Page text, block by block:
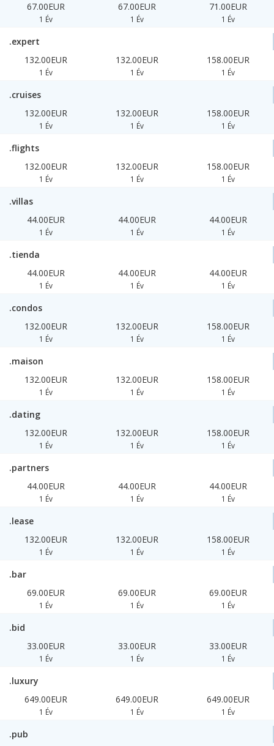
67.00EUR
1 Év
67.00EUR
1 Év
71.00EUR
1 Év
.expert
132.00EUR
1 Év
132.00EUR
1 Év
158.00EUR
1 Év
.cruises
132.00EUR
1 Év
132.00EUR
1 Év
158.00EUR
1 Év
.flights
132.00EUR
1 Év
132.00EUR
1 Év
158.00EUR
1 Év
.villas
44.00EUR
1 Év
44.00EUR
1 Év
44.00EUR
1 Év
.tienda
44.00EUR
1 Év
44.00EUR
1 Év
44.00EUR
1 Év
.condos
132.00EUR
1 Év
132.00EUR
1 Év
158.00EUR
1 Év
.maison
132.00EUR
1 Év
132.00EUR
1 Év
158.00EUR
1 Év
.dating
132.00EUR
1 Év
132.00EUR
1 Év
158.00EUR
1 Év
.partners
44.00EUR
1 Év
44.00EUR
1 Év
44.00EUR
1 Év
.lease
132.00EUR
1 Év
132.00EUR
1 Év
158.00EUR
1 Év
.bar
69.00EUR
1 Év
69.00EUR
1 Év
69.00EUR
1 Év
.bid
33.00EUR
1 Év
33.00EUR
1 Év
33.00EUR
1 Év
.luxury
649.00EUR
1 Év
649.00EUR
1 Év
649.00EUR
1 Év
.pub